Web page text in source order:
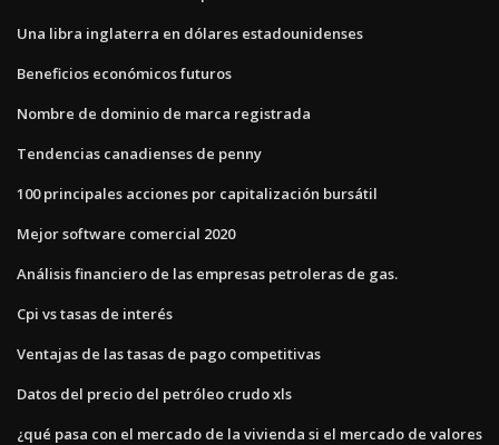
Una libra inglaterra en dólares estadounidenses
Beneficios económicos futuros
Nombre de dominio de marca registrada
Tendencias canadienses de penny
100 principales acciones por capitalización bursátil
Mejor software comercial 2020
Análisis financiero de las empresas petroleras de gas.
Cpi vs tasas de interés
Ventajas de las tasas de pago competitivas
Datos del precio del petróleo crudo xls
¿qué pasa con el mercado de la vivienda si el mercado de valores